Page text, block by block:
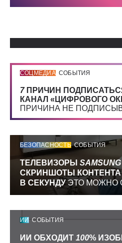
СОЦМЕДИА СОБЫТИЯ
7 ПРИЧИН
КАНАЛ «ЦИФРОВОГО
ПРИЧИНА НЕ
БЕЗОПАСНОСТЬ СОБЫТИЯ
ТЕЛЕВИЗОРЫ SAMSUNG
СКРИНШОТЫ КОНТЕНТА
В СЕКУНДУЭТО МОЖНО
ИИ СОБЫТИЯ
ИИ ОБХОДИТ 100%